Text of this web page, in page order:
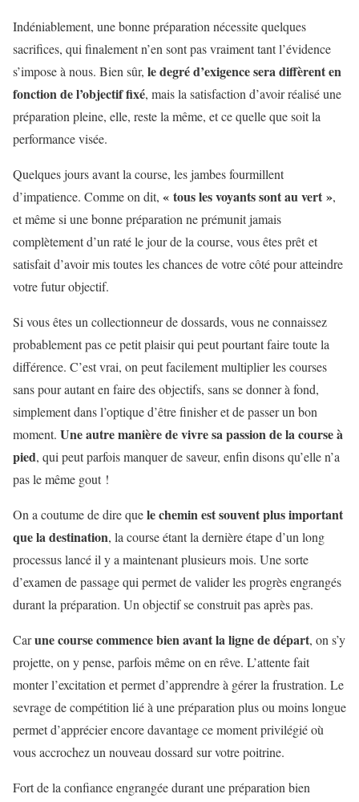
Indéniablement, une bonne préparation nécessite quelques
sacrifices, qui finalement n’en sont pas vraiment tant l’évidence
s’impose à nous. Bien sûr, le degré d’exigence sera diffèrent en
fonction de l’objectif fixé, mais la satisfaction d’avoir réalisé une
préparation pleine, elle, reste la même, et ce quelle que soit la
performance visée.
Quelques jours avant la course, les jambes fourmillent
d’impatience. Comme on dit, « tous les voyants sont au vert »,
et même si une bonne préparation ne prémunit jamais
complètement d’un raté le jour de la course, vous êtes prêt et
satisfait d’avoir mis toutes les chances de votre côté pour atteindre
votre futur objectif.
Si vous êtes un collectionneur de dossards, vous ne connaissez
probablement pas ce petit plaisir qui peut pourtant faire toute la
différence. C’est vrai, on peut facilement multiplier les courses
sans pour autant en faire des objectifs, sans se donner à fond,
simplement dans l’optique d’être finisher et de passer un bon
moment. Une autre manière de vivre sa passion de la course à
pied, qui peut parfois manquer de saveur, enfin disons qu’elle n’a
pas le même gout !
On a coutume de dire quele chemin est souvent plus important
que la destination, la course étant la dernière étape d’un long
processus lancé il y a maintenant plusieurs mois. Une sorte
d’examen de passage qui permet de valider les progrès engrangés
durant la préparation. Un objectif se construit pas après pas.
Carune course commence bien avant la ligne de départ, on s’y
projette, on y pense, parfois même on en rêve. L’attente fait
monter l’excitation et permet d’apprendre à gérer la frustration. Le
sevrage de compétition lié à une préparation plus ou moins longue
permet d’apprécier encore davantage ce moment privilégié où
vous accrochez un nouveau dossard sur votre poitrine.
Fort de la confiance engrangée durant une préparation bien